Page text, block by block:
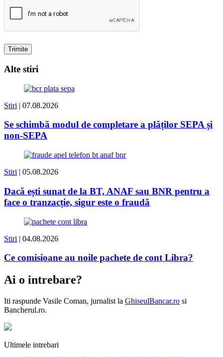
Alte stiri
Stiri | 07.08.2026
Se schimbă modul de completare a plăților SEPA și
non-SEPA
Stiri | 05.08.2026
Dacă ești sunat de la BT, ANAF sau BNR pentru a
face o tranzacție, sigur este o fraudă
Stiri | 04.08.2026
Ce comisioane au noile pachete de cont Libra?
Ai o intrebare?
Iti raspunde Vasile Coman, jurnalist la GhiseulBancar.ro si
Bancherul.ro.
Ultimele intrebari